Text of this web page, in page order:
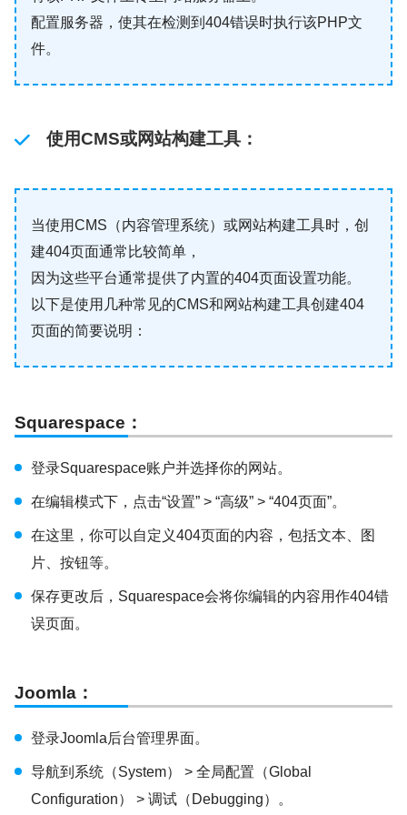
配置服务器，使其在检测到404错误时执行该PHP文
件。
使用CMS或网站构建工具：
当使用CMS（内容管理系统）或网站构建工具时，创
建404页面通常比较简单，
因为这些平台通常提供了内置的404页面设置功能。
以下是使用几种常见的CMS和网站构建工具创建404
页面的简要说明：
Squarespace ：
登录Squarespace账户并选择你的网站。
在编辑模式下，点击“设置” > “高级” > “404页面”。
在这里，你可以自定义404页面的内容，包括文本、图
片、按钮等。
保存更改后，Squarespace会将你编辑的内容用作404错
误页面。
Joomla ：
登录Joomla后台管理界面。
导航到系统（System） > 全局配置（Global
Configuration） > 调试（Debugging）。